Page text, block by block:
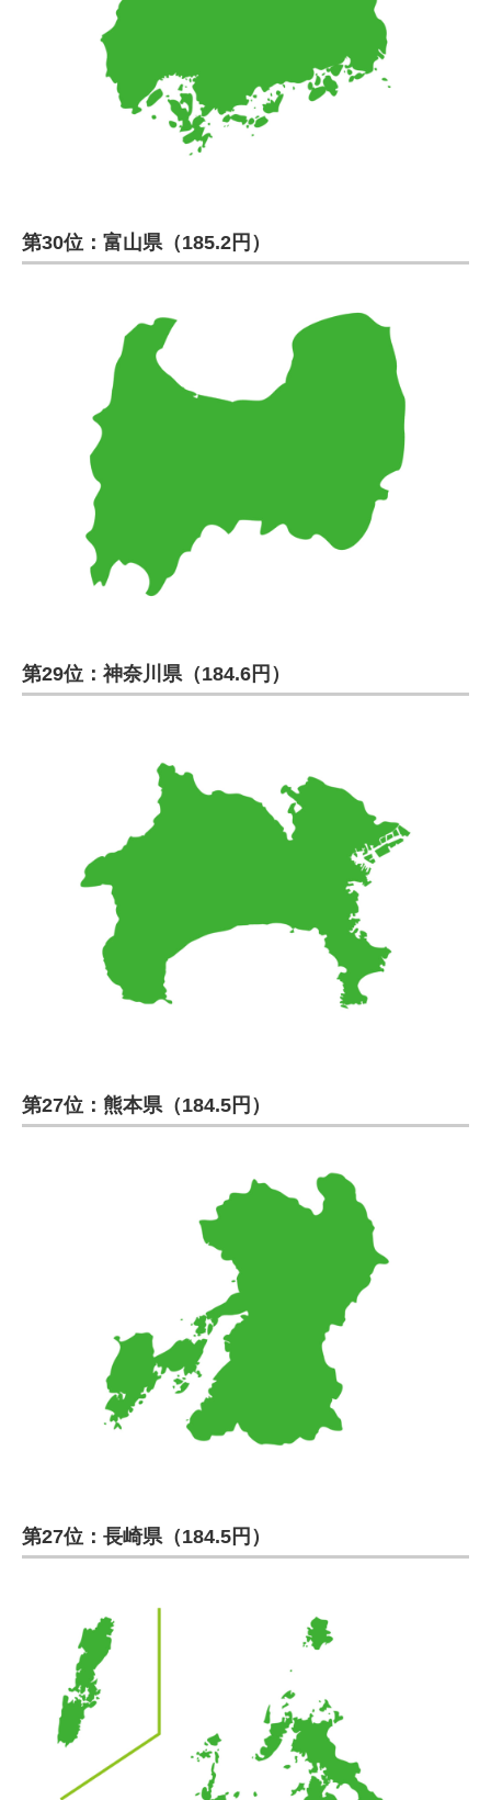
第30位：富山県（185.2円）
第29位：神奈川県（184.6円）
第27位：熊本県（184.5円）
第27位：長崎県（184.5円）